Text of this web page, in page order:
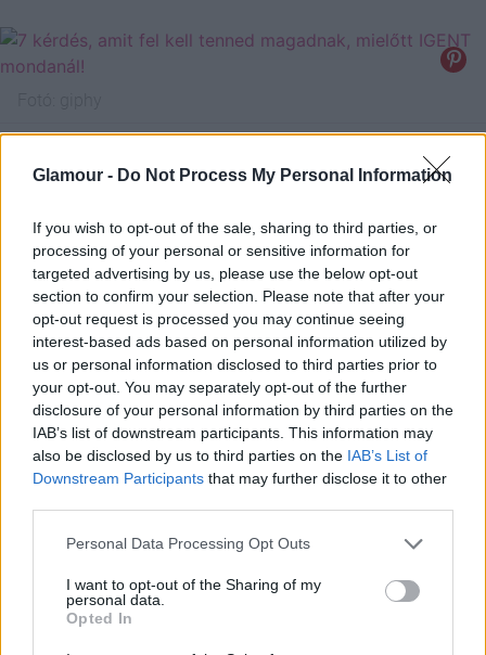
Glamour - Do Not Process My Personal Information
If you wish to opt-out of the sale, sharing to third parties, or
processing of your personal or sensitive information for
targeted advertising by us, please use the below opt-out
section to confirm your selection. Please note that after your
opt-out request is processed you may continue seeing
interest-based ads based on personal information utilized by
us or personal information disclosed to third parties prior to
your opt-out. You may separately opt-out of the further
disclosure of your personal information by third parties on the
IAB’s list of downstream participants. This information may
also be disclosed by us to third parties on the IAB’s List of
Downstream Participants that may further disclose it to other
Please note that this website/app uses one or more Google
not limited to your visit or usage behaviour. You may click to
grant or deny consent to Google and its third-party tags to
use your data for below specified purposes in below Google
Personal Data Processing Opt Outs
I want to opt-out of the Sharing of my
personal data.
Opted In
No persze, mindig előfordul, hogy megtetszik valaki,
vonzódsz egy újonnan megismert férfihoz, esetleg
flörtölsz is vele. A lényeg, hogy az este végén úgy
érezd, a párod az, akivel haza akarsz menni – akkor
és egy egész életen át.
Persze, valószínűleg nem az a legvonzóbb oldala,
amikor a haverjaival meccset néznek, söröznek,
otromba, szőke nős vicceket mesélnek, esetleg még
böfögnek is. De ez szinte minden férfi velejárója,
jobb, ha megbékélsz vele. Kivéve akkor, ha valaha
előfordult, hogy ilyenkor megalázó vagy kellemetlen
viselkedésétől.
Oké, nem kell, hogy ő legyen a legviccesebb ember a